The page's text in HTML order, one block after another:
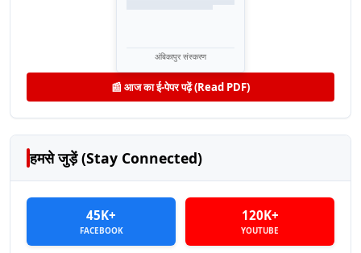
अंबिकापुर संस्करण
📰 आज का ई-पेपर पढ़ें (Read PDF)
हमसे जुड़ें (Stay Connected)
45K+
FACEBOOK
120K+
YOUTUBE